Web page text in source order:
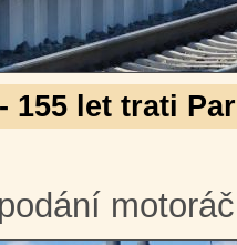
155 let trati